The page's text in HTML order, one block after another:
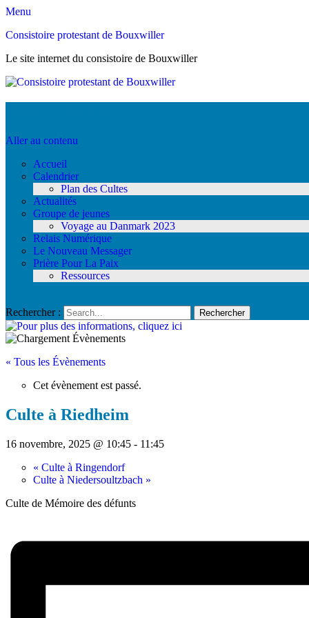
Menu
Consistoire protestant de Bouxwiller
Le site internet du consistoire de Bouxwiller
Aller au contenu
Accueil
Calendrier
Plan des Cultes
Actualités
Groupe de jeunes
Voyage au Danmark 2023
Relais Numérique
Le Nouveau Messager
Prière Pour La Paix
Ressources
Rechercher :
« Tous les Évènements
Cet évènement est passé.
Culte à Riedheim
16 novembre, 2025 @ 10:45 - 11:45
« Culte à Ringendorf
Culte à Niedersoultzbach »
Culte de Mémoire des défunts